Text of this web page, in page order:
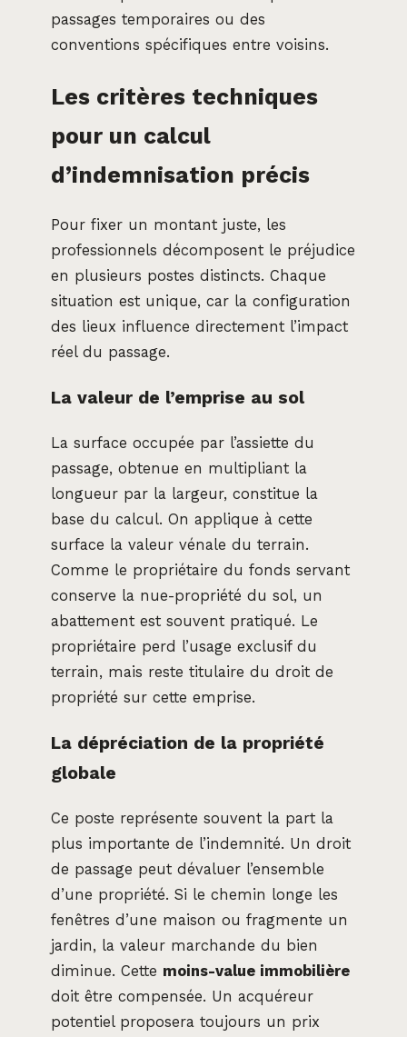
passages temporaires ou des
conventions spécifiques entre voisins.
Les critères techniques
pour un calcul
d’indemnisation précis
Pour fixer un montant juste, les
professionnels décomposent le préjudice
en plusieurs postes distincts. Chaque
situation est unique, car la configuration
des lieux influence directement l’impact
réel du passage.
La valeur de l’emprise au sol
La surface occupée par l’assiette du
passage, obtenue en multipliant la
longueur par la largeur, constitue la
base du calcul. On applique à cette
surface la valeur vénale du terrain.
Comme le propriétaire du fonds servant
conserve la nue-propriété du sol, un
abattement est souvent pratiqué. Le
propriétaire perd l’usage exclusif du
terrain, mais reste titulaire du droit de
propriété sur cette emprise.
La dépréciation de la propriété
globale
Ce poste représente souvent la part la
plus importante de l’indemnité. Un droit
de passage peut dévaluer l’ensemble
d’une propriété. Si le chemin longe les
fenêtres d’une maison ou fragmente un
jardin, la valeur marchande du bien
diminue. Cette moins-value immobilière
doit être compensée. Un acquéreur
potentiel proposera toujours un prix